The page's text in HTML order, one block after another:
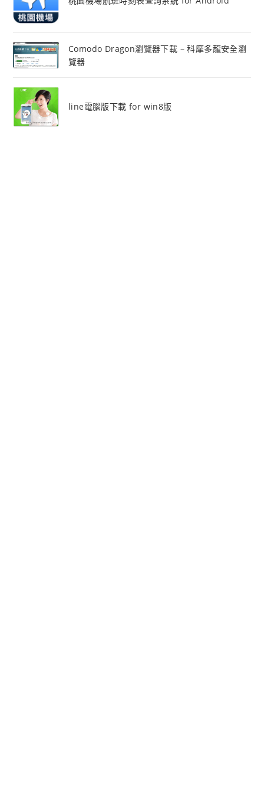
Comodo Dragon瀏覽器下載 – 科摩多龍安全瀏
覽器
line電腦版下載 for win8版